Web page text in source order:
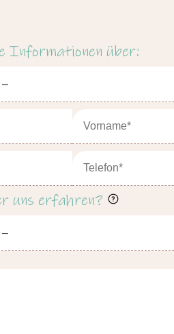
Informationen über:
uns erfahren?